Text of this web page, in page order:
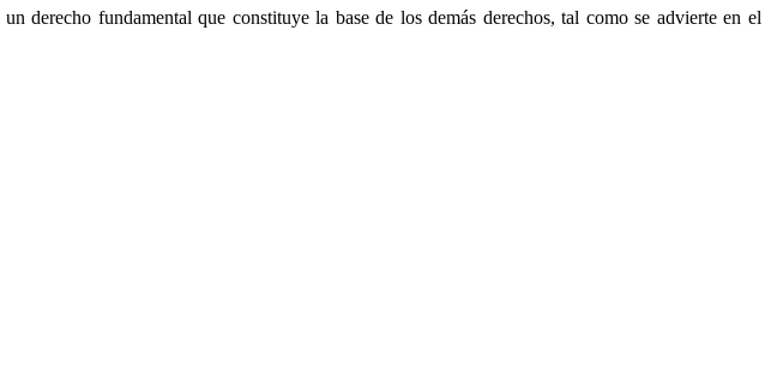
derecho fundamental que constituye la base de los demás derechos, tal como se advierte en el